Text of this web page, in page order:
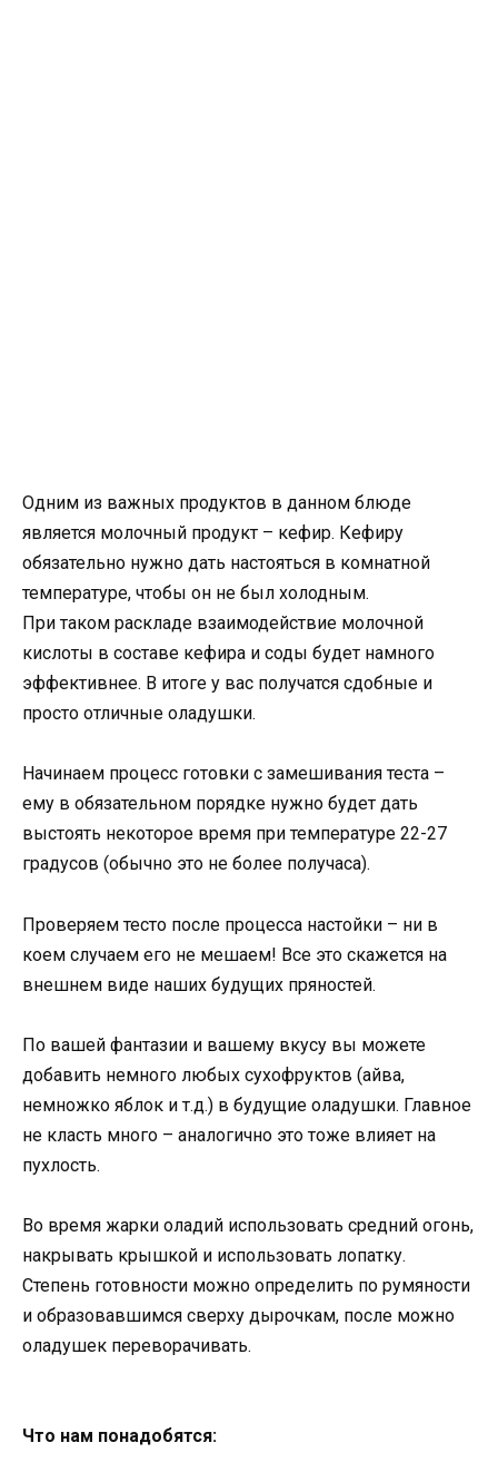
Одним из важных продуктов в данном блюде
является молочный продукт – кефир. Кефиру
обязательно нужно дать настояться в комнатной
температуре, чтобы он не был холодным.
При таком раскладе взаимодействие молочной
кислоты в составе кефира и соды будет намного
эффективнее. В итоге у вас получатся сдобные и
просто отличные оладушки.
Начинаем процесс готовки с замешивания теста –
ему в обязательном порядке нужно будет дать
выстоять некоторое время при температуре 22-27
градусов (обычно это не более получаса).
Проверяем тесто после процесса настойки – ни в
коем случаем его не мешаем! Все это скажется на
внешнем виде наших будущих пряностей.
По вашей фантазии и вашему вкусу вы можете
добавить немного любых сухофруктов (айва,
немножко яблок и т.д.) в будущие оладушки. Главное
не класть много – аналогично это тоже влияет на
пухлость.
Во время жарки оладий использовать средний огонь,
накрывать крышкой и использовать лопатку.
Степень готовности можно определить по румяности
и образовавшимся сверху дырочкам, после можно
оладушек переворачивать.
Что нам понадобятся: